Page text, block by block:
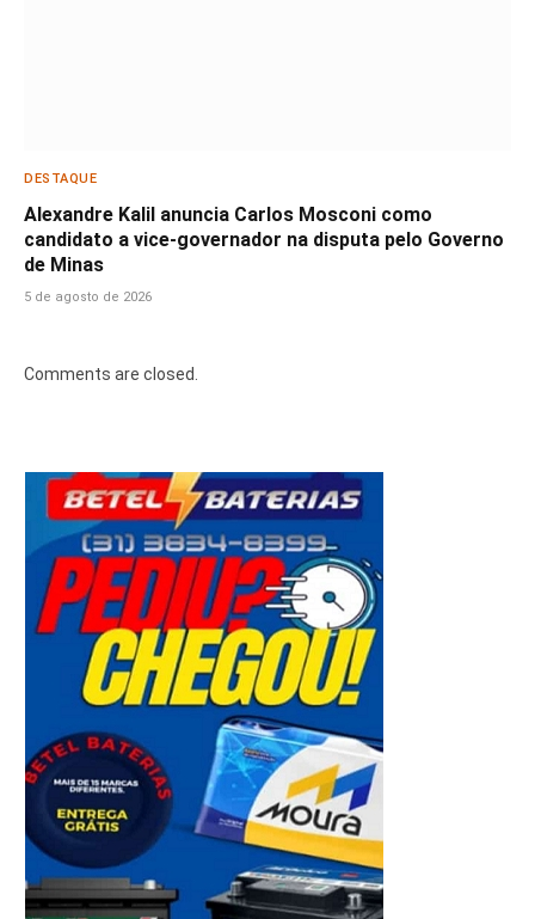
DESTAQUE
Alexandre Kalil anuncia Carlos Mosconi como
candidato a vice-governador na disputa pelo Governo
de Minas
5 de agosto de 2026
Comments are closed.